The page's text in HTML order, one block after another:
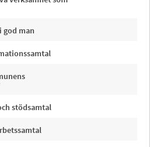
god man
stödsamtal